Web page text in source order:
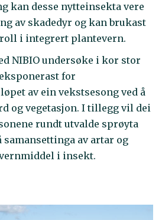
desse nytteinsekta vere
av skadedyr og kan brukast
i integrert plantevern.
NIBIO undersøke i kor stor
for
av ein vekstsesong ved å
og vegetasjon. I tillegg vil dei
rundt utvalde sprøyta
samansettinga av artar og
i insekt.